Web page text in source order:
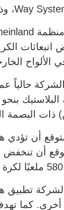
الألواح
حالياً
ذات البصمة
أن تؤدي هذه